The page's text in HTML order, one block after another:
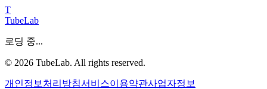
T
TubeLab
로딩 중...
© 2026 TubeLab. All rights reserved.
개인정보처리방침서비스이용약관사업자정보